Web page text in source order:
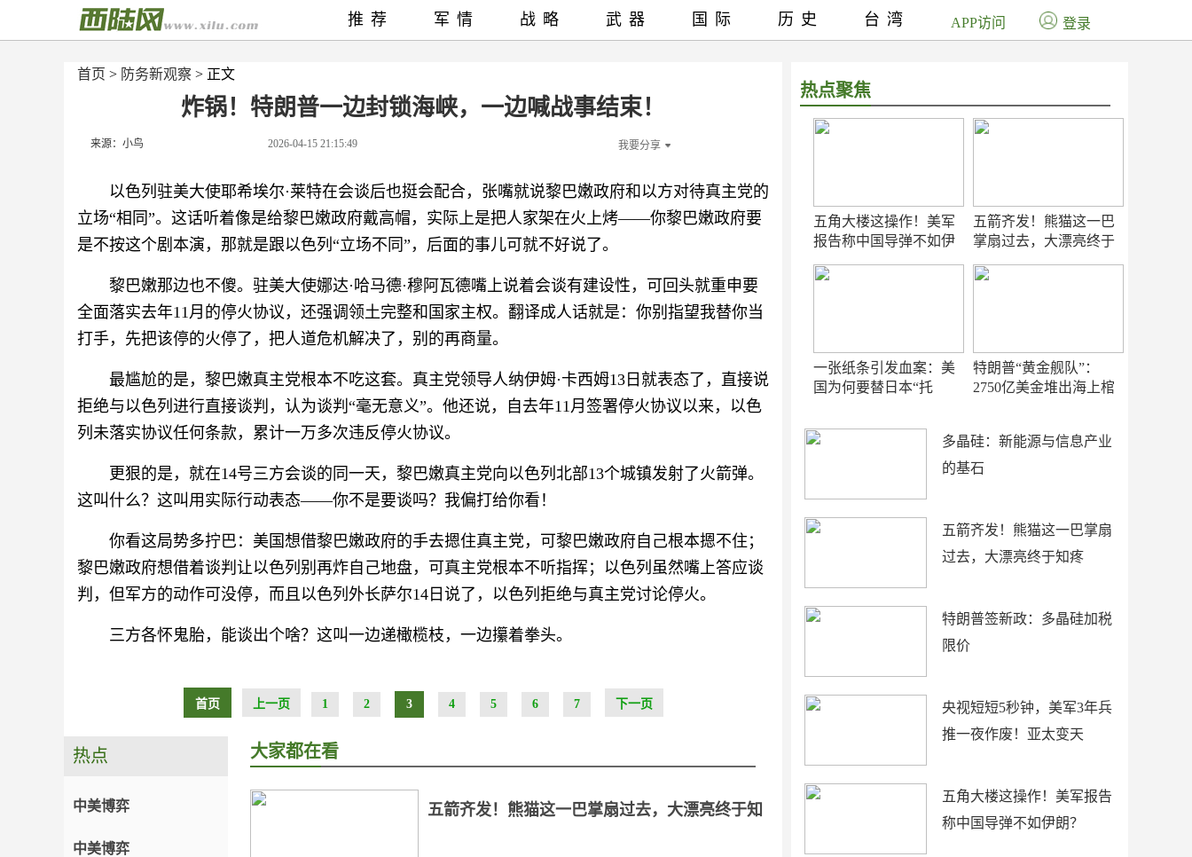
首页 > 防务新观察 > 正文
炸锅！特朗普一边封锁海峡，一边喊战事结束！
来源：小鸟 2026-04-15 21:15:49 我要分享
以色列驻美大使耶希埃尔·莱特在会谈后也挺会配合，张嘴就说黎巴嫩政府和以方对待真主党的
立场“相同”。这话听着像是给黎巴嫩政府戴高帽，实际上是把人家架在火上烤——你黎巴嫩政府要
是不按这个剧本演，那就是跟以色列“立场不同”，后面的事儿可就不好说了。
黎巴嫩那边也不傻。驻美大使娜达·哈马德·穆阿瓦德嘴上说着会谈有建设性，可回头就重申要
全面落实去年11月的停火协议，还强调领土完整和国家主权。翻译成人话就是：你别指望我替你当
打手，先把该停的火停了，把人道危机解决了，别的再商量。
最尴尬的是，黎巴嫩真主党根本不吃这套。真主党领导人纳伊姆·卡西姆13日就表态了，直接说
拒绝与以色列进行直接谈判，认为谈判“毫无意义”。他还说，自去年11月签署停火协议以来，以色
列未落实协议任何条款，累计一万多次违反停火协议。
更狠的是，就在14号三方会谈的同一天，黎巴嫩真主党向以色列北部13个城镇发射了火箭弹。
这叫什么？这叫用实际行动表态——你不是要谈吗？我偏打给你看！
你看这局势多拧巴：美国想借黎巴嫩政府的手去摁住真主党，可黎巴嫩政府自己根本摁不住；
黎巴嫩政府想借着谈判让以色列别再炸自己地盘，可真主党根本不听指挥；以色列虽然嘴上答应谈
判，但军方的动作可没停，而且以色列外长萨尔14日说了，以色列拒绝与真主党讨论停火。
三方各怀鬼胎，能谈出个啥？这叫一边递橄榄枝，一边攥着拳头。
首页 上一页 1 2 3 4 5 6 7 下一页
热点聚焦
五角大楼这操作！美军
报告称中国导弹不如伊
五箭齐发！熊猫这一巴
掌扇过去，大漂亮终于
一张纸条引发血案：美
国为何要替日本“托
特朗普“黄金舰队”：
2750亿美金堆出海上棺
多晶硅：新能源与信息产业
的基石
五箭齐发！熊猫这一巴掌扇
过去，大漂亮终于知疼
特朗普签新政：多晶硅加税
限价
央视短短5秒钟，美军3年兵
推一夜作废！亚太变天
五角大楼这操作！美军报告
称中国导弹不如伊朗？
推荐 军情 战略 武器 国际 历史 台湾 APP访问 登录
热点
中美博弈
中美博弈
大家都在看
五箭齐发！熊猫这一巴掌扇过去，大漂亮终于知